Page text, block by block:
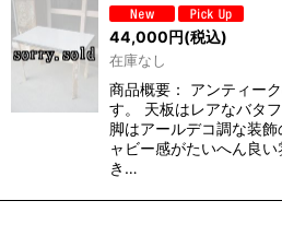
44,000円(税込)
在庫なし
商品概要： アンティー
す。 天板はレアなバタ
脚はアールデコ調な装
ャビー感がたいへん良
き…